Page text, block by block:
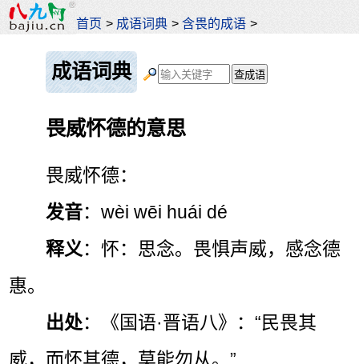
首页 > 成语词典 >含畏的成语 >
成语词典
畏威怀德的意思
畏威怀德：
发音：wèi wēi huái dé
释义 ：怀：思念。畏惧声威，感念德
惠。
出处：《国语·晋语八》：“民畏其
威，而怀其德，莫能勿从。”